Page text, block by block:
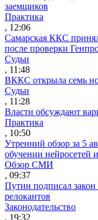
заемщиков
Практика
, 12:06
Самарская ККС
после проверки
Судьи
, 11:48
ВККС открыла семь
Судьи
, 11:28
Власти обсуждают
Практика
, 10:50
Утренний обзор за 5
обучении
Обзор СМИ
, 09:37
Путин подписал
релокантов
Законодательство
, 19:32